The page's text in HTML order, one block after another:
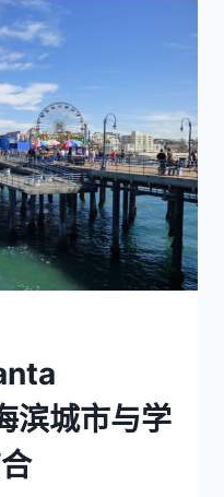
城市与学